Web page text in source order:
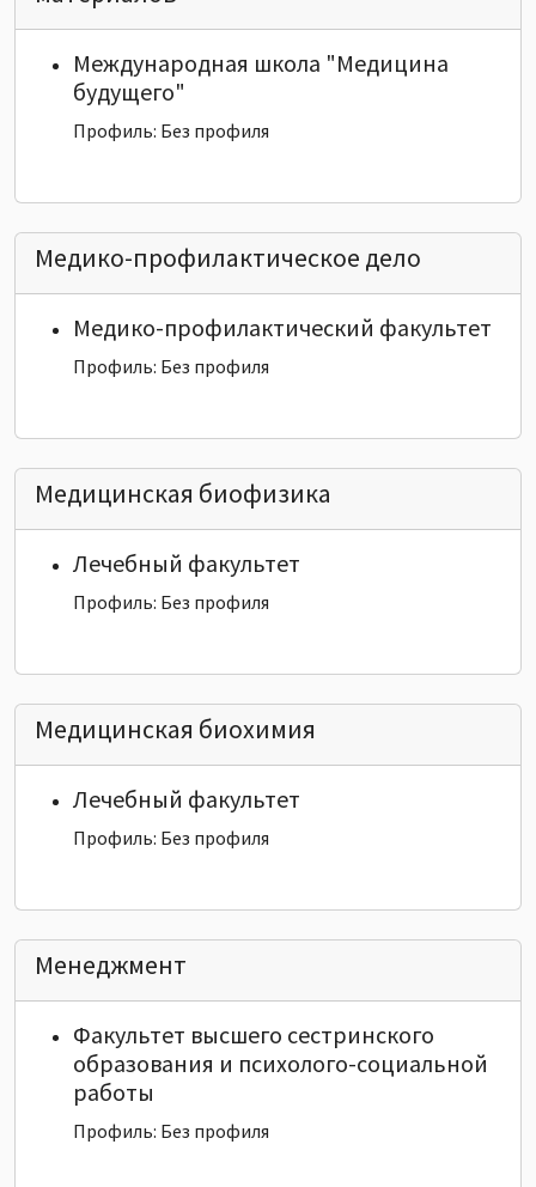
Международная школа "Медицина
будущего"
Профиль: Без профиля
Медико-профилактическое дело
Медико-профилактический факультет
Профиль: Без профиля
Медицинская биофизика
Лечебный факультет
Профиль: Без профиля
Медицинская биохимия
Лечебный факультет
Профиль: Без профиля
Менеджмент
Факультет высшего сестринского
образования и психолого-социальной
работы
Профиль: Без профиля